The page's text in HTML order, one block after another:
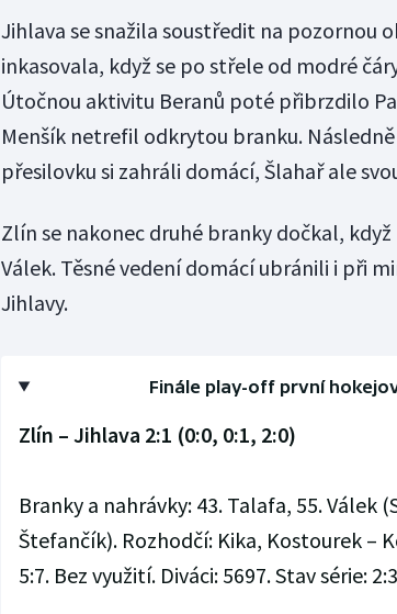
Jihlava se snažila soustředit na pozornou
inkasovala, když se po střele od modré
Útočnou aktivitu Beranů poté přibrzdilo
Menšík netrefil odkrytou branku.
přesilovku si zahráli domácí, Šlahař ale
Zlín se nakonec druhé branky dočkal,
Válek. Těsné vedení domácí ubránili i při
Jihlavy.
Finále play-off první
Zlín – Jihlava 2:1 (0:0, 0:1, 2:0)
Branky a nahrávky: 43. Talafa, 55. Válek
Štefančík). Rozhodčí: Kika, Kostourek –
5:7. Bez využití. Diváci: 5697. Stav série: